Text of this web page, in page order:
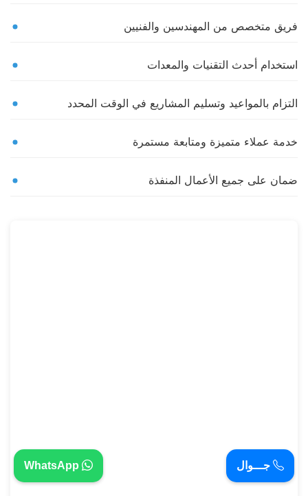
فريق متخصص من المهندسين والفنيين
استخدام أحدث التقنيات والمعدات
التزام بالمواعيد وتسليم المشاريع في الوقت المحدد
خدمة عملاء متميزة ومتابعة مستمرة
ضمان على جميع الأعمال المنفذة
جـــوال